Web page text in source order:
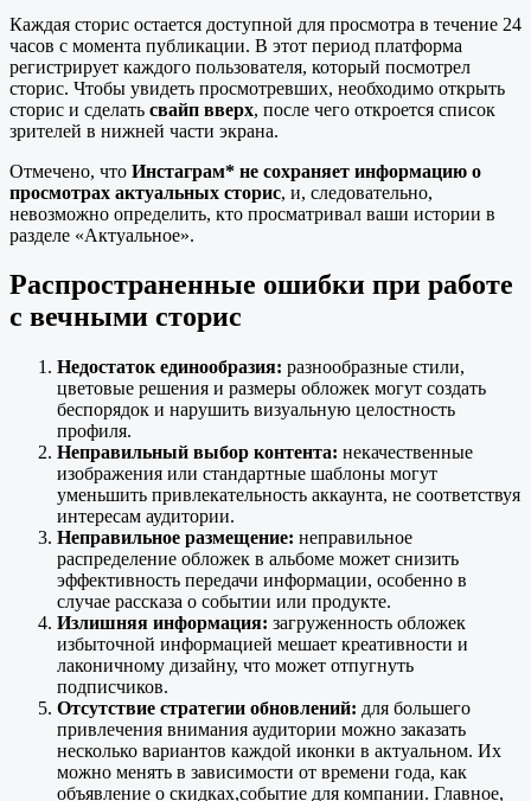
Каждая сторис остается доступной для просмотра в течение 24
часов с момента публикации. В этот период платформа
регистрирует каждого пользователя, который посмотрел
сторис. Чтобы увидеть просмотревших, необходимо открыть
сторис и сделать свайп вверх, после чего откроется список
зрителей в нижней части экрана.
Отмечено, что Инстаграм* не сохраняет информацию о
просмотрах актуальных сторис, и, следовательно,
невозможно определить, кто просматривал ваши истории в
разделе «Актуальное».
Распространенные ошибки при работе
с вечными сторис
Недостаток единообразия: разнообразные стили,
цветовые решения и размеры обложек могут создать
беспорядок и нарушить визуальную целостность
профиля.
Неправильный выбор контента: некачественные
изображения или стандартные шаблоны могут
уменьшить привлекательность аккаунта, не соответствуя
интересам аудитории.
Неправильное размещение: неправильное
распределение обложек в альбоме может снизить
эффективность передачи информации, особенно в
случае рассказа о событии или продукте.
Излишняя информация: загруженность обложек
избыточной информацией мешает креативности и
лаконичному дизайну, что может отпугнуть
подписчиков.
Отсутствие стратегии обновлений: для большего
привлечения внимания аудитории можно заказать
несколько вариантов каждой иконки в актуальном. Их
можно менять в зависимости от времени года, как
объявление о скидках,событие для компании. Главное,